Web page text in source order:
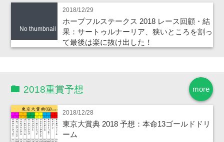
No thumbnail
2018/12/29
ホープフルステークス 2018 レース回顧・結
果：サートゥルナーリア、狭いところを割っ
て最後は楽に抜け出した！
more
2018重賞予想
2018/12/28
東京大賞典 2018 予想：本命13ゴールドドリ
ーム